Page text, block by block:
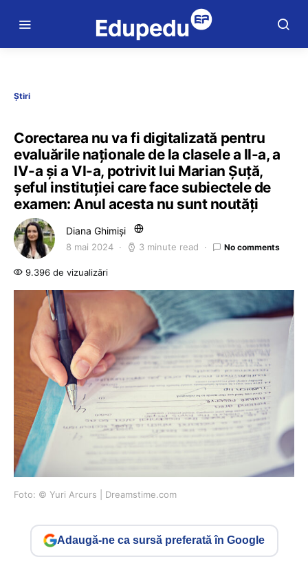
Știri
Corectarea nu va fi digitalizată pentru
evaluările naționale de la clasele a II-a, a
IV-a și a VI-a, potrivit lui Marian Șuță,
șeful instituției care face subiectele de
examen: Anul acesta nu sunt noutăți
Diana Ghimiși
8 mai 2024 3 minute read No comments
9.396 de vizualizări
Foto: © Yuri Arcurs | Dreamstime.com
Adaugă-ne ca sursă preferată în Google